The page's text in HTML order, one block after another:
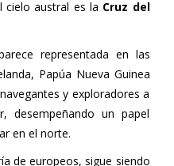
cielo austral es la Cruz del
representada en las
Papúa Nueva Guinea
y exploradores a
desempeñando un papel
en el norte.
de europeos, sigue siendo